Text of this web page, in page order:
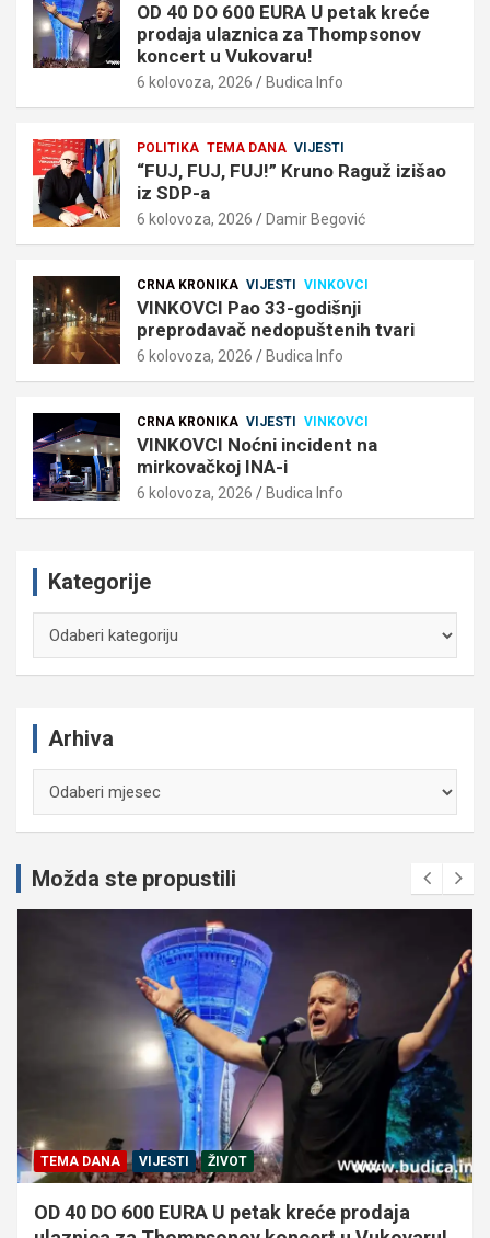
OD 40 DO 600 EURA U petak kreće
prodaja ulaznica za Thompsonov
koncert u Vukovaru!
6 kolovoza, 2026 Budica Info
POLITIKA TEMA DANA VIJESTI
“FUJ, FUJ, FUJ!” Kruno Raguž izišao
iz SDP-a
6 kolovoza, 2026 Damir Begović
CRNA KRONIKA VIJESTI VINKOVCI
VINKOVCI Pao 33-godišnji
preprodavač nedopuštenih tvari
6 kolovoza, 2026 Budica Info
CRNA KRONIKA VIJESTI VINKOVCI
VINKOVCI Noćni incident na
mirkovačkoj INA-i
6 kolovoza, 2026 Budica Info
Kategorije
Arhiva
Možda ste propustili
TEMA DANA VIJESTI ŽIVOT
OD 40 DO 600 EURA U petak kreće prodaja